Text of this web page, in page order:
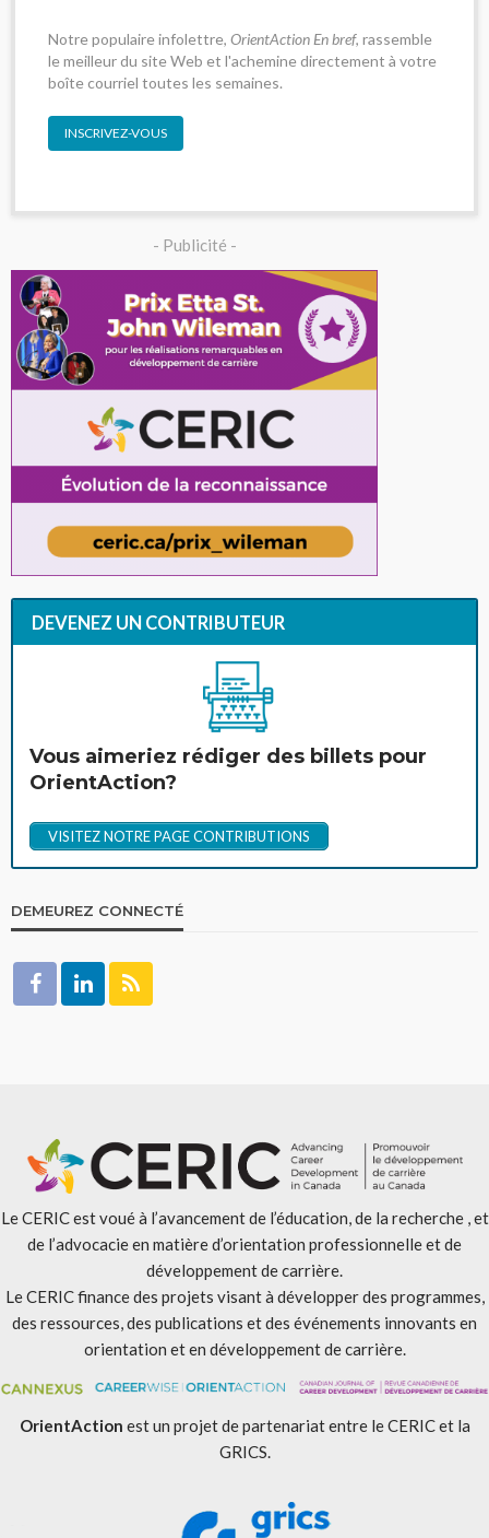
Notre populaire infolettre, OrientAction En bref, rassemble
le meilleur du site Web et l'achemine directement à votre
boîte courriel toutes les semaines.
INSCRIVEZ-VOUS
- Publicité -
DEVENEZ UN CONTRIBUTEUR
Vous aimeriez rédiger des billets pour
OrientAction?
VISITEZ NOTRE PAGE CONTRIBUTIONS
DEMEUREZ CONNECTÉ
Le CERIC est voué à l’avancement de l’éducation, de la recherche , et
de l’advocacie en matière d’orientation professionnelle et de
développement de carrière.
Le CERIC finance des projets visant à développer des programmes,
des ressources, des publications et des événements innovants en
orientation et en développement de carrière.
OrientAction est un projet de partenariat entre le CERIC et la
GRICS.